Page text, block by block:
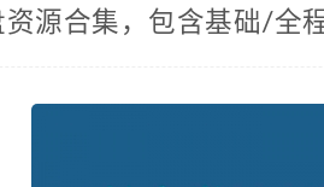
资源合集，包含基础/